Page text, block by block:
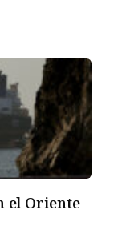
el Oriente